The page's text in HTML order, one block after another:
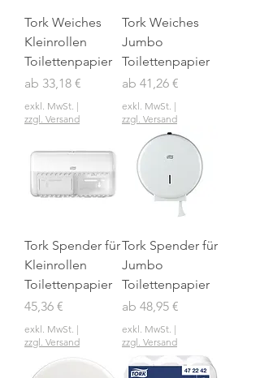
Tork Weiches
Kleinrollen
Toilettenpapier
ab 33,18 €
Sale-Preis
exkl. MwSt. |
zzgl. Versand
Tork Weiches
Jumbo
Toilettenpapier
ab 41,26 €
Sale-Preis
exkl. MwSt. |
zzgl. Versand
Tork Spender für
Kleinrollen
Toilettenpapier
Preis
45,36 €
exkl. MwSt. |
zzgl. Versand
Tork Spender für
Jumbo
Toilettenpapier
ab 48,95 €
Sale-Preis
exkl. MwSt. |
zzgl. Versand